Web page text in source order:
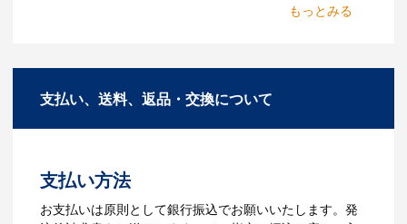
タマイズが可能です。お気軽にご相談く
お見積を弊社からお出しします。
3.発注・データ入稿
ら、ご注文書をお送りします。
【名入れをする場合】名入れに必要なデ
支払い、送料、返品・交換について
支払い方法
お支払いは原則として銀行振込でお願いいたします。発